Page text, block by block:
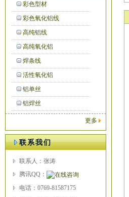
彩色型材
彩色氧化铝线
高纯铝线
高纯氧化铝
焊条线
活性氧化铝
铝单丝
铝焊丝
更多
联系我们
联系人：张涛
腾讯QQ：
电话：0769-81587175